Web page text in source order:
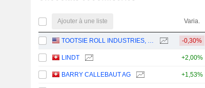
Ajouter à une liste Varia.
TOOTSIE ROLL INDUSTRIES, INC. -0,30%
LINDT +2,00%
BARRY CALLEBAUT AG +1,53%